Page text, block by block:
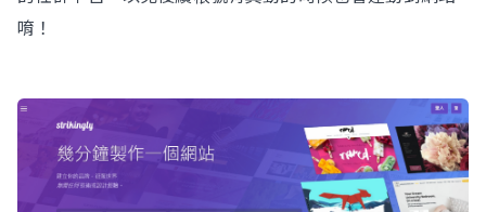
唷！